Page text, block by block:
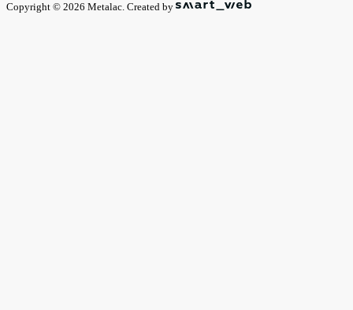
Copyright © 2026 Metalac. Created by